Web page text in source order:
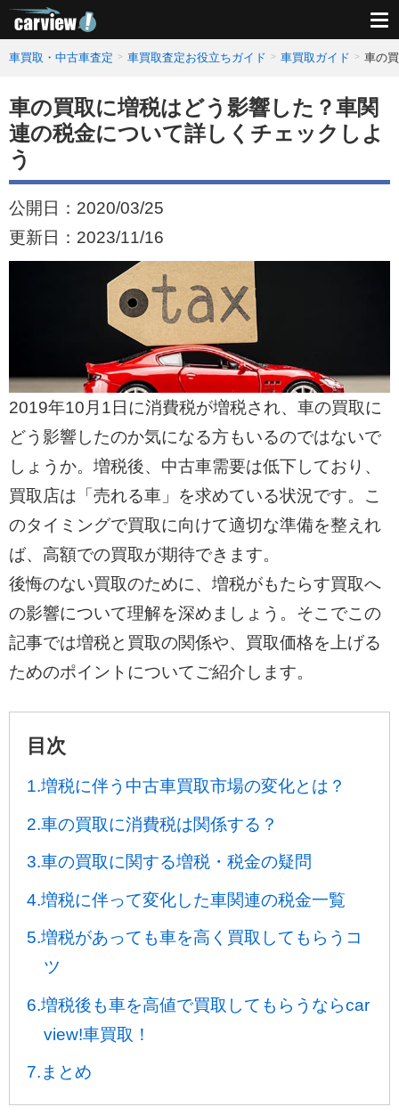
車買取・中古車査定 車買取査定お役立ちガイド 車買取ガイド 車の
車の買取に増税はどう影響した？車関
連の税金について詳しくチェックしよ
う
公開日： 2020/03/25
更新日： 2023/11/16
2019年10月1日に消費税が増税され、車の買取に
どう影響したのか気になる方もいるのではないで
しょうか。増税後、中古車需要は低下しており、
買取店は「売れる車」を求めている状況です。こ
のタイミングで買取に向けて適切な準備を整えれ
ば、高額での買取が期待できます。
後悔のない買取のために、増税がもたらす買取へ
の影響について理解を深めましょう。そこでこの
記事では増税と買取の関係や、買取価格を上げる
ためのポイントについてご紹介します。
目次
1.増税に伴う中古車買取市場の変化とは？
2.車の買取に消費税は関係する？
3.車の買取に関する増税・税金の疑問
4.増税に伴って変化した車関連の税金一覧
5.増税があっても車を高く買取してもらうコ
ツ
6.増税後も車を高値で買取してもらうならcar
view!車買取！
7.まとめ